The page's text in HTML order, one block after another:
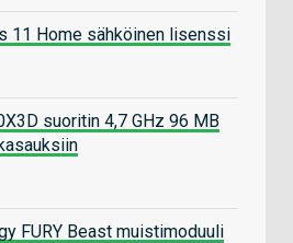
11 Home sähköinen lisenssi
suoritin 4,7 GHz 96 MB
FURY Beast muistimoduuli